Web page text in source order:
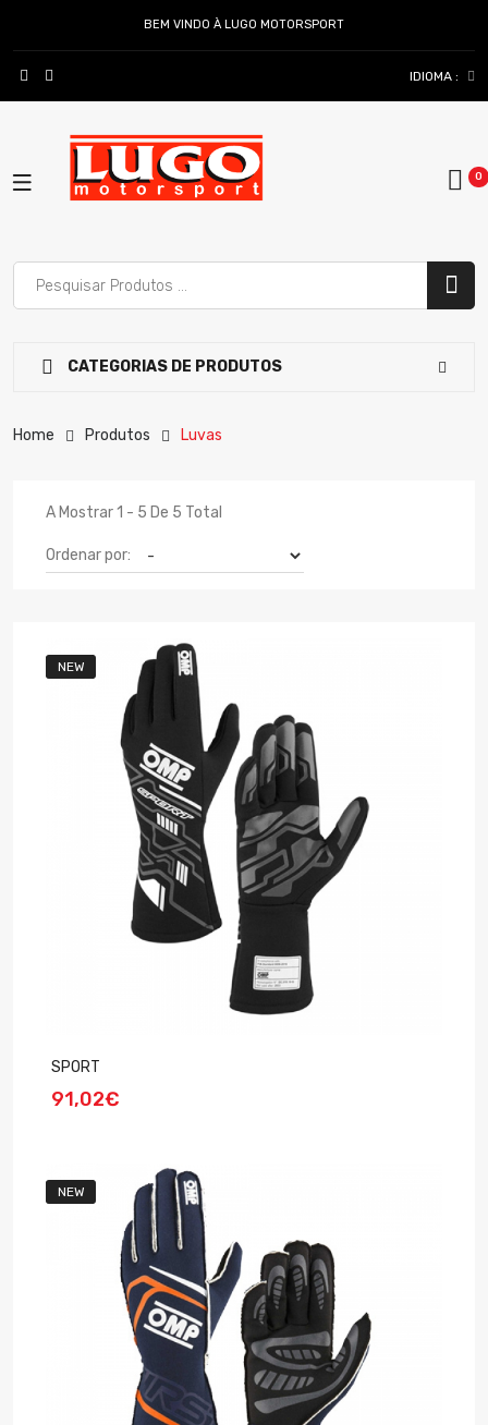
BEM VINDO À LUGO MOTORSPORT
IDIOMA :
CATEGORIAS DE PRODUTOS
Home Produtos Luvas
A Mostrar 1 - 5 De 5 Total
Ordenar por:
NEW
SPORT
91,02€
NEW